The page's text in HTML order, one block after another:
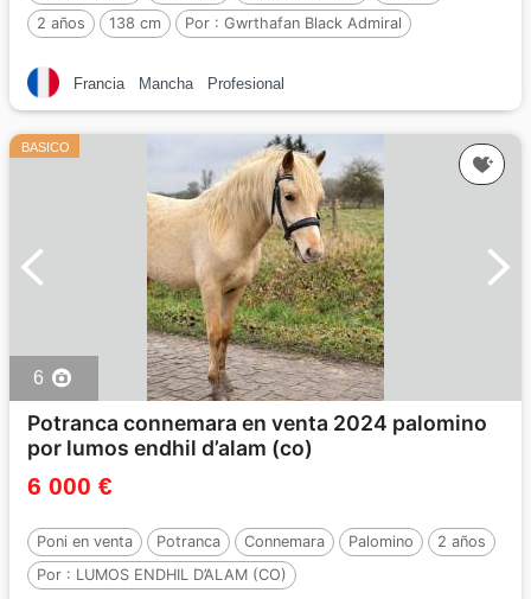
2 años
138 cm Por : Gwrthafan Black Admiral
Francia Mancha Profesional
BASICO
6
Potranca connemara en venta 2024 palomino
por lumos endhil d’alam (co)
6 000 €
Poni en venta Potranca Connemara Palomino
2 años
Por : LUMOS ENDHIL D’ALAM (CO)